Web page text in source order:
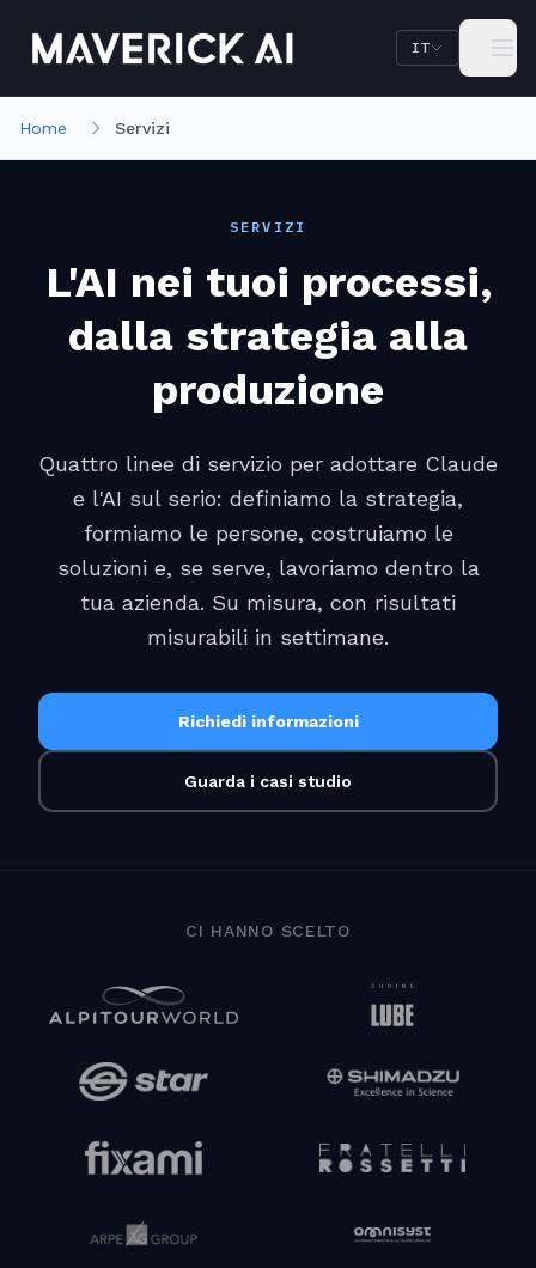
IT
Home Servizi
SERVIZI
L'AI nei tuoi processi,
dalla strategia alla
produzione
Quattro linee di servizio per adottare Claude
e l'AI sul serio: definiamo la strategia,
formiamo le persone, costruiamo le
soluzioni e, se serve, lavoriamo dentro la
tua azienda. Su misura, con risultati
misurabili in settimane.
Richiedi informazioni
Guarda i casi studio
CI HANNO SCELTO